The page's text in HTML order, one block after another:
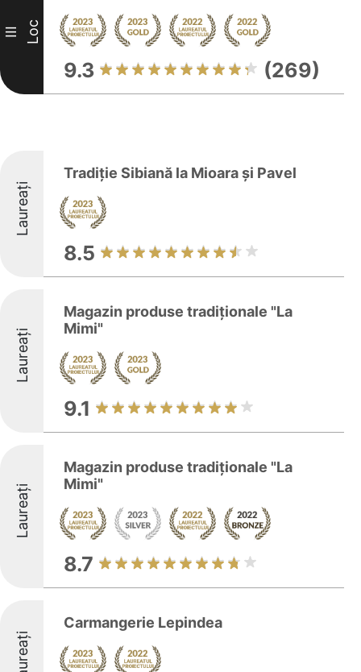
III Loc
9.3 (269)
Laureați
Tradiție Sibiană la Mioara și Pavel
8.5
Laureați
Magazin produse tradiționale "La
Mimi"
9.1
Laureați
Magazin produse tradiționale "La
Mimi"
8.7
Laureați
Carmangerie Lepindea